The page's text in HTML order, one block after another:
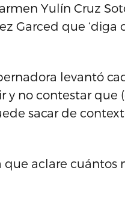
Yulín Cruz
Garced que ‘diga
levantó
no contestar que
sacar de
que aclare cuántos